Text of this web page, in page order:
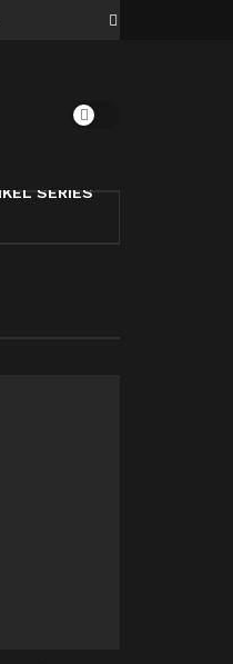
SERIES